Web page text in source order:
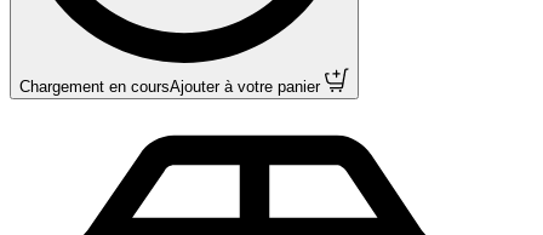
Chargement en cours Ajouter à votre panier